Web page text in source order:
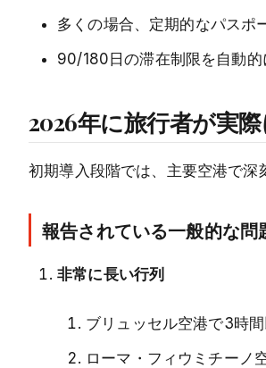
多くの場合、定期的なパスポ
90/180日の滞在制限を自動的
2026年に旅行者が実
初期導入段階では、主要空港で深
報告されている一般的な問
非常に長い行列
ブリュッセル空港で3時
ローマ・フィウミチーノ